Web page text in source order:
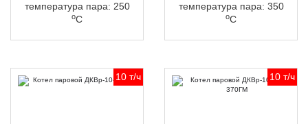
температура пара: 250
оС
температура пара: 350
оС
10 т/ч 10 т/ч